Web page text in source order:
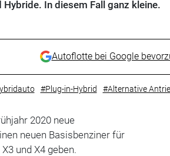
In diesem Fall ganz kleine.
Autoflotte bei Google
#Plug-in-Hybrid #Alternative
2020 neue
neuen Basisbenziner für
und X4 geben.